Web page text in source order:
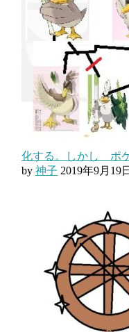
化する。しかし ポ
by 神子 2019年9月19日